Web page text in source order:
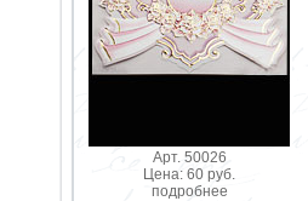
Арт. 50026
Цена: 60 руб.
подробнее